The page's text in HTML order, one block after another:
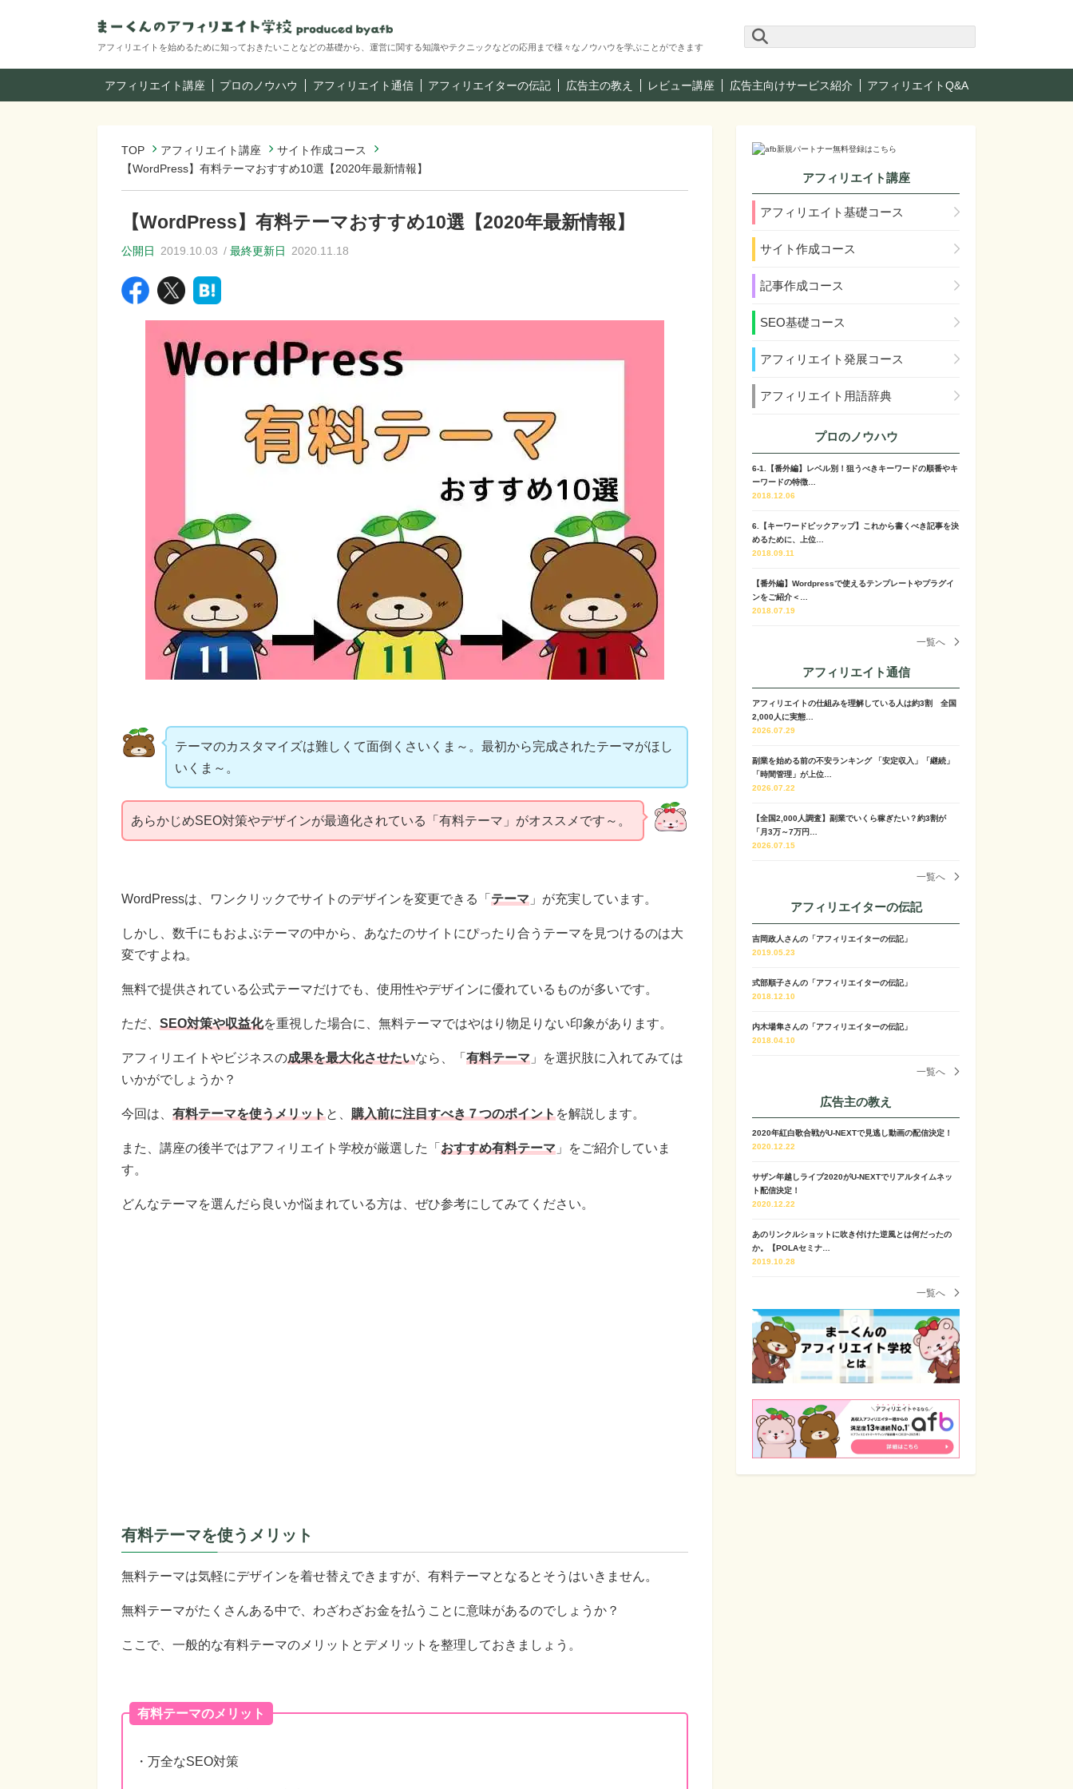
アフィリエイトを始めるために知っておきたいことなどの基礎から、運営に関する知識やテクニックなどの応用まで様々なノウハウを学ぶことができます
アフィリエイト講座 プロのノウハウ アフィリエイト通信 アフィリエイターの伝記 広告主の教え レビュー講座 広告主向けサービス紹介 アフィリエイトQ&A
TOP アフィリエイト講座
サイト作成コース
【WordPress】有料テーマおすすめ10選【2020年最新情報】
【WordPress】有料テーマおすすめ10選【2020年最新情報】
公開日 2019.10.03 最終更新日 2020.11.18
テーマのカスタマイズは難しくて面倒くさいくま～。最初から完成されたテーマがほし
いくま～。
あらかじめSEO対策やデザインが最適化されている「有料テーマ」がオススメです～。
WordPressは、ワンクリックでサイトのデザインを変更できる「 テーマ 」が充実しています。
しかし、数千にもおよぶテーマの中から、あなたのサイトにぴったり合うテーマを見つけるのは大
変ですよね。
無料で提供されている公式テーマだけでも、使用性やデザインに優れているものが多いです。
ただ、 SEO対策や収益化を重視した場合に、無料テーマではやはり物足りない印象があります。
アフィリエイトやビジネスの成果を最大化させたいなら、「 有料テーマ 」を選択肢に入れてみては
いかがでしょうか？
今回は、 有料テーマを使うメリットと、 購入前に注目すべき７つのポイントを解説します。
また、講座の後半ではアフィリエイト学校が厳選した「 おすすめ有料テーマ 」をご紹介していま
す。
どんなテーマを選んだら良いか悩まれている方は、ぜひ参考にしてみてください。
有料テーマを使うメリット
無料テーマは気軽にデザインを着せ替えできますが、有料テーマとなるとそうはいきません。
無料テーマがたくさんある中で、わざわざお金を払うことに意味があるのでしょうか？
ここで、一般的な有料テーマのメリットとデメリットを整理しておきましょう。
有料テーマのメリット
・万全なSEO対策
アフィリエイト講座
アフィリエイト基礎コース
サイト作成コース
記事作成コース
SEO基礎コース
アフィリエイト発展コース
アフィリエイト用語辞典
プロのノウハウ
6-1.【番外編】レベル別！狙うべきキーワードの順番やキ
ーワードの特徴…
2018.12.06
6.【キーワードピックアップ】これから書くべき記事を決
めるために、上位…
2018.09.11
【番外編】Wordpressで使えるテンプレートやプラグイ
ンをご紹介＜…
2018.07.19
一覧へ
アフィリエイト通信
アフィリエイトの仕組みを理解している人は約3割 全国
2,000人に実態…
2026.07.29
副業を始める前の不安ランキング 「安定収入」「継続」
「時間管理」が上位…
2026.07.22
【全国2,000人調査】副業でいくら稼ぎたい？約3割が
「月3万～7万円…
2026.07.15
一覧へ
アフィリエイターの伝記
吉岡政人さんの「アフィリエイターの伝記」
2019.05.23
式部順子さんの「アフィリエイターの伝記」
2018.12.10
内木場隼さんの「アフィリエイターの伝記」
2018.04.10
一覧へ
広告主の教え
2020年紅白歌合戦がU-NEXTで見逃し動画の配信決定！
2020.12.22
サザン年越しライブ2020がU-NEXTでリアルタイムネッ
ト配信決定！
2020.12.22
あのリンクルショットに吹き付けた逆風とは何だったの
か。【POLAセミナ…
2019.10.28
一覧へ